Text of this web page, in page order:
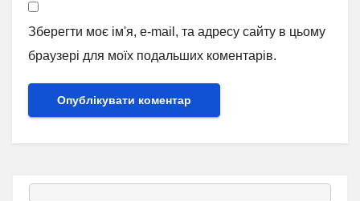
Зберегти моє ім'я, e-mail, та адресу сайту в цьому
браузері для моїх подальших коментарів.